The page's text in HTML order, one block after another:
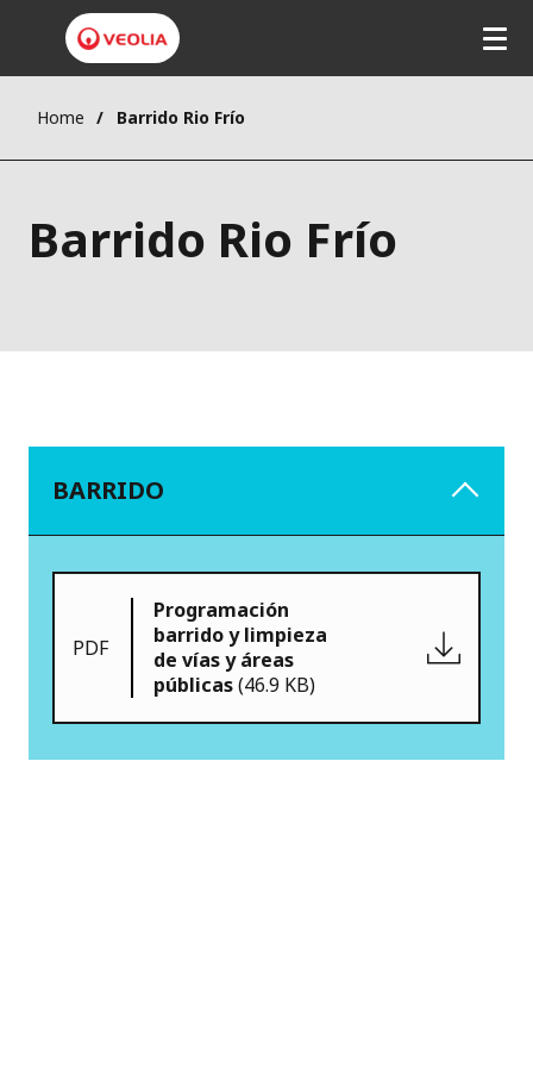
Home Barrido Rio Frío
Barrido Rio Frío
BARRIDO
PDF
Programación
barrido y limpieza
de vías y áreas
públicas(46.9 KB)